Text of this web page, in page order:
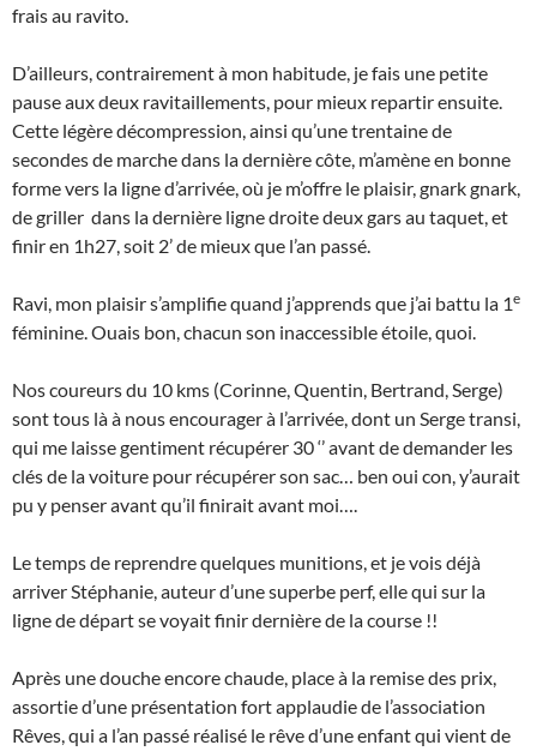
frais au ravito.
D’ailleurs, contrairement à mon habitude, je fais une petite
pause aux deux ravitaillements, pour mieux repartir ensuite.
Cette légère décompression, ainsi qu’une trentaine de
secondes de marche dans la dernière côte, m’amène en bonne
forme vers la ligne d’arrivée, où je m’offre le plaisir, gnark gnark,
de griller dans la dernière ligne droite deux gars au taquet, et
finir en 1h27, soit 2’ de mieux que l’an passé.
Ravi, mon plaisir s’amplifie quand j’apprends que j’ai battu la 1e
féminine. Ouais bon, chacun son inaccessible étoile, quoi.
Nos coureurs du 10 kms (Corinne, Quentin, Bertrand, Serge)
sont tous là à nous encourager à l’arrivée, dont un Serge transi,
qui me laisse gentiment récupérer 30 ‘’ avant de demander les
clés de la voiture pour récupérer son sac… ben oui con, y’aurait
pu y penser avant qu’il finirait avant moi….
Le temps de reprendre quelques munitions, et je vois déjà
arriver Stéphanie, auteur d’une superbe perf, elle qui sur la
ligne de départ se voyait finir dernière de la course !!
Après une douche encore chaude, place à la remise des prix,
assortie d’une présentation fort applaudie de l’association
Rêves, qui a l’an passé réalisé le rêve d’une enfant qui vient de